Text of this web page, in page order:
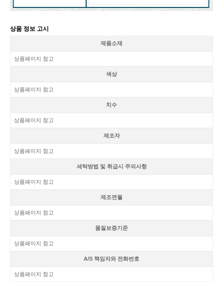
상품 정보 고시
제품소재
상품페이지 참고
색상
상품페이지 참고
치수
상품페이지 참고
제조자
상품페이지 참고
세탁방법 및 취급시 주의사항
상품페이지 참고
제조연월
상품페이지 참고
품질보증기준
상품페이지 참고
A/S 책임자와 전화번호
상품페이지 참고